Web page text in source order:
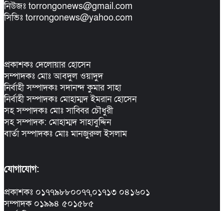
নিউজঃ torrongonews@gmail.com
সিভিঃ torrongonews@yahoo.com
প্রকাশকঃ দেলোয়ার হোসেন
সম্পাদকঃ মোঃ আবদুল ওয়াদুদ
নির্বাহী সম্পাদকঃ সদানন্দ কুমার সাহা
নির্বাহী সম্পাদকঃ মোহাম্মদ ইমরান হোসেন
সহ সম্পাদকঃ মোঃ সাব্বির চৌধুরী
সহ সম্পাদক: মোহাম্মদ সাহাবুদ্দিন
বার্তা সম্পাদকঃ মোঃ মানজুরুল ইসলাম
যোগাযোগ:
প্রকাশকঃ ০১৭৭৯৮৮০০৭৭,০১৭১৩ ০৪১৬০১
সম্পাদক ০১৯৯৪ ৫০১৫৮৫